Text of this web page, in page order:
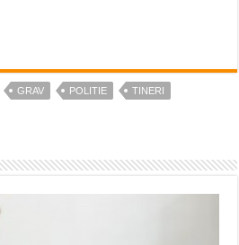
GRAV POLITIE
TINERI